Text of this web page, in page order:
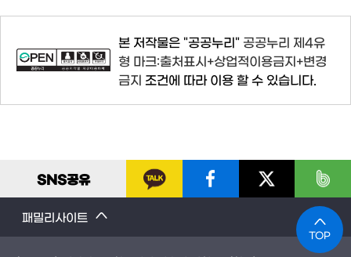
본 저작물은 "공공누리" 공공누리 제4유
형 마크:출처표시+상업적이용금지+변경
금지 조건에 따라 이용 할 수 있습니다.
SNS공유
패밀리사이트
TOP